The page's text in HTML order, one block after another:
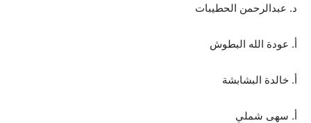
د. عبدالرحمن الحطيبات
أ. عودة الله البطوش
أ. خالدة البشابشة
أ. سهى شملي